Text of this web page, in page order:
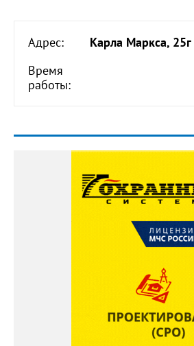
Адрес:
Карла Маркса, 25г
Время
работы: